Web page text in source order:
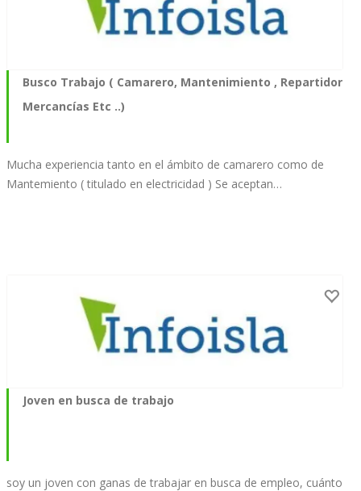
Busco Trabajo ( Camarero, Mantenimiento , Repartidor
Mercancías Etc ..)
Mucha experiencia tanto en el ámbito de camarero como de
Mantemiento ( titulado en electricidad ) Se aceptan…
Joven en busca de trabajo
soy un joven con ganas de trabajar en busca de empleo, cuánto